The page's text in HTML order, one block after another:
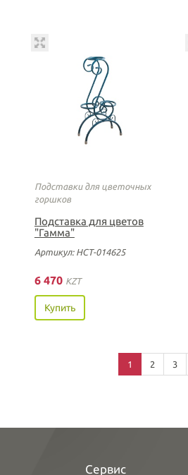
Подставки для цветочных
горшков
Подставка для цветов
"Гамма"
Артикул: НСТ-014625
6 470 KZT
Купить
1 2 3
Сервис